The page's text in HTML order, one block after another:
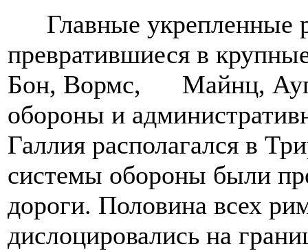
Главные
превратившиеся в
Бон, Вормс, Майнц,
обороны и
Галлия располагался в
системы обороны были
дороги. Половина всех
дислоцировались на